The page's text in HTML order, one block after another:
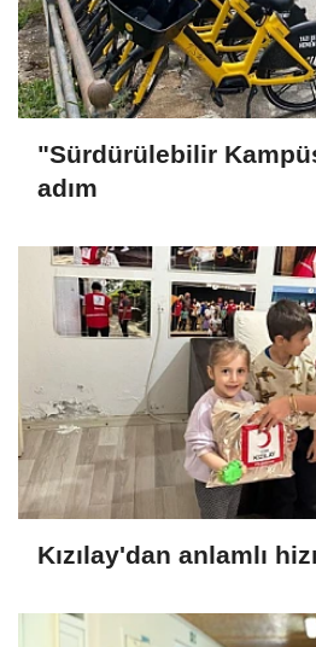
"Sürdürülebilir
adım
Kızılay'dan anlamlı